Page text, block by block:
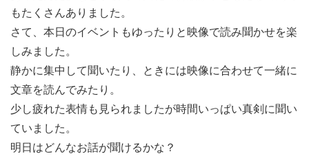
もたくさんありました。
さて、本日のイベントもゆったりと映像で読み聞かせを楽
しみました。
静かに集中して聞いたり、ときには映像に合わせて一緒に
文章を読んでみたり。
少し疲れた表情も見られましたが時間いっぱい真剣に聞い
ていました。
明日はどんなお話が聞けるかな？